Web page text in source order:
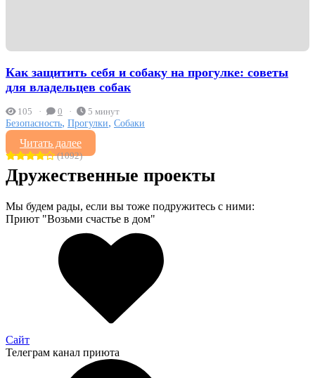
Как защитить себя и собаку на прогулке: советы
для владельцев собак
105 0 5 минут
Безопасность, Прогулки, Собаки
Читать далее
(1092)
Дружественные проекты
Мы будем рады, если вы тоже подружитесь с ними:
Приют "Возьми счастье в дом"
Сайт
Телеграм канал приюта